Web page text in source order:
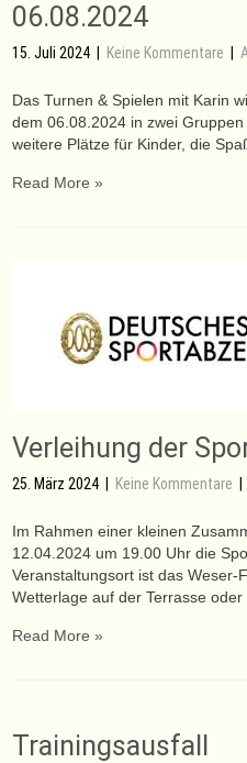
06.08.2024
15. Juli 2024 Keine Kommentare |
Das Turnen & Spielen mit Karin
dem 06.08.2024 in zwei
weitere Plätze für Kinder, die
Read More »
Verleihung der
25. März 2024 Keine Kommentare
Im Rahmen einer kleinen
12.04.2024 um 19.00 Uhr die
Veranstaltungsort ist das Weser-
Wetterlage auf der Terrasse
Read More »
Trainingsausfall